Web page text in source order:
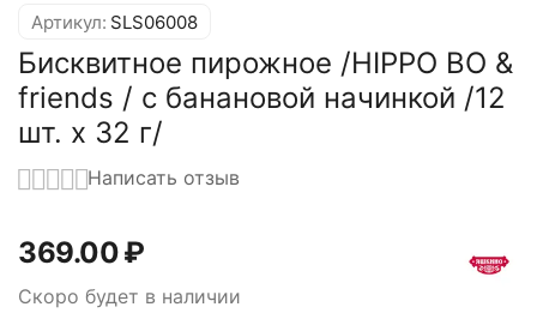
Артикул: SLS06008
Бисквитное пирожное /HIPPO BO &
friends / с банановой начинкой /12
шт. х 32 г/
Написать отзыв
369.00₽
Скоро будет в наличии